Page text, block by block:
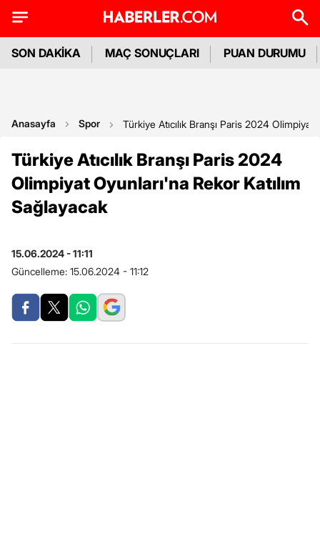
SON DAKİKA MAÇ SONUÇLARI PUAN DURUMU
Anasayfa Spor Türkiye Atıcılık Branşı Paris 2024 Olimpiyat
Türkiye Atıcılık Branşı Paris 2024
Olimpiyat Oyunları'na Rekor Katılım
Sağlayacak
15.06.2024 - 11:11
Güncelleme: 15.06.2024 - 11:12